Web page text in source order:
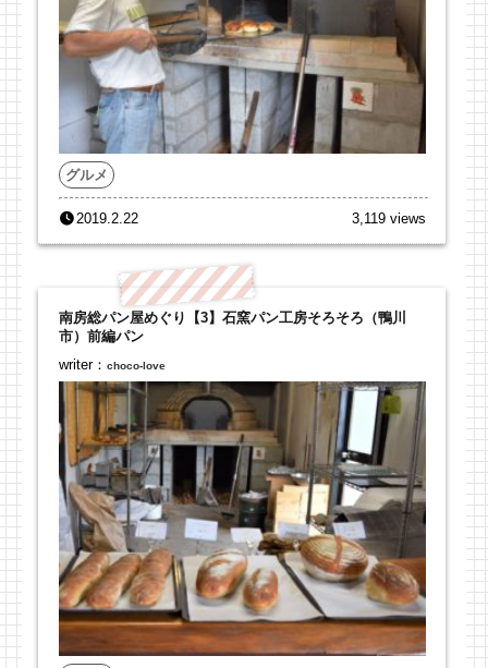
グルメ
2019.2.22 3,119 views
南房総パン屋めぐり【3】石窯パン工房そろそろ（鴨川
市）前編パン
writer： choco-love